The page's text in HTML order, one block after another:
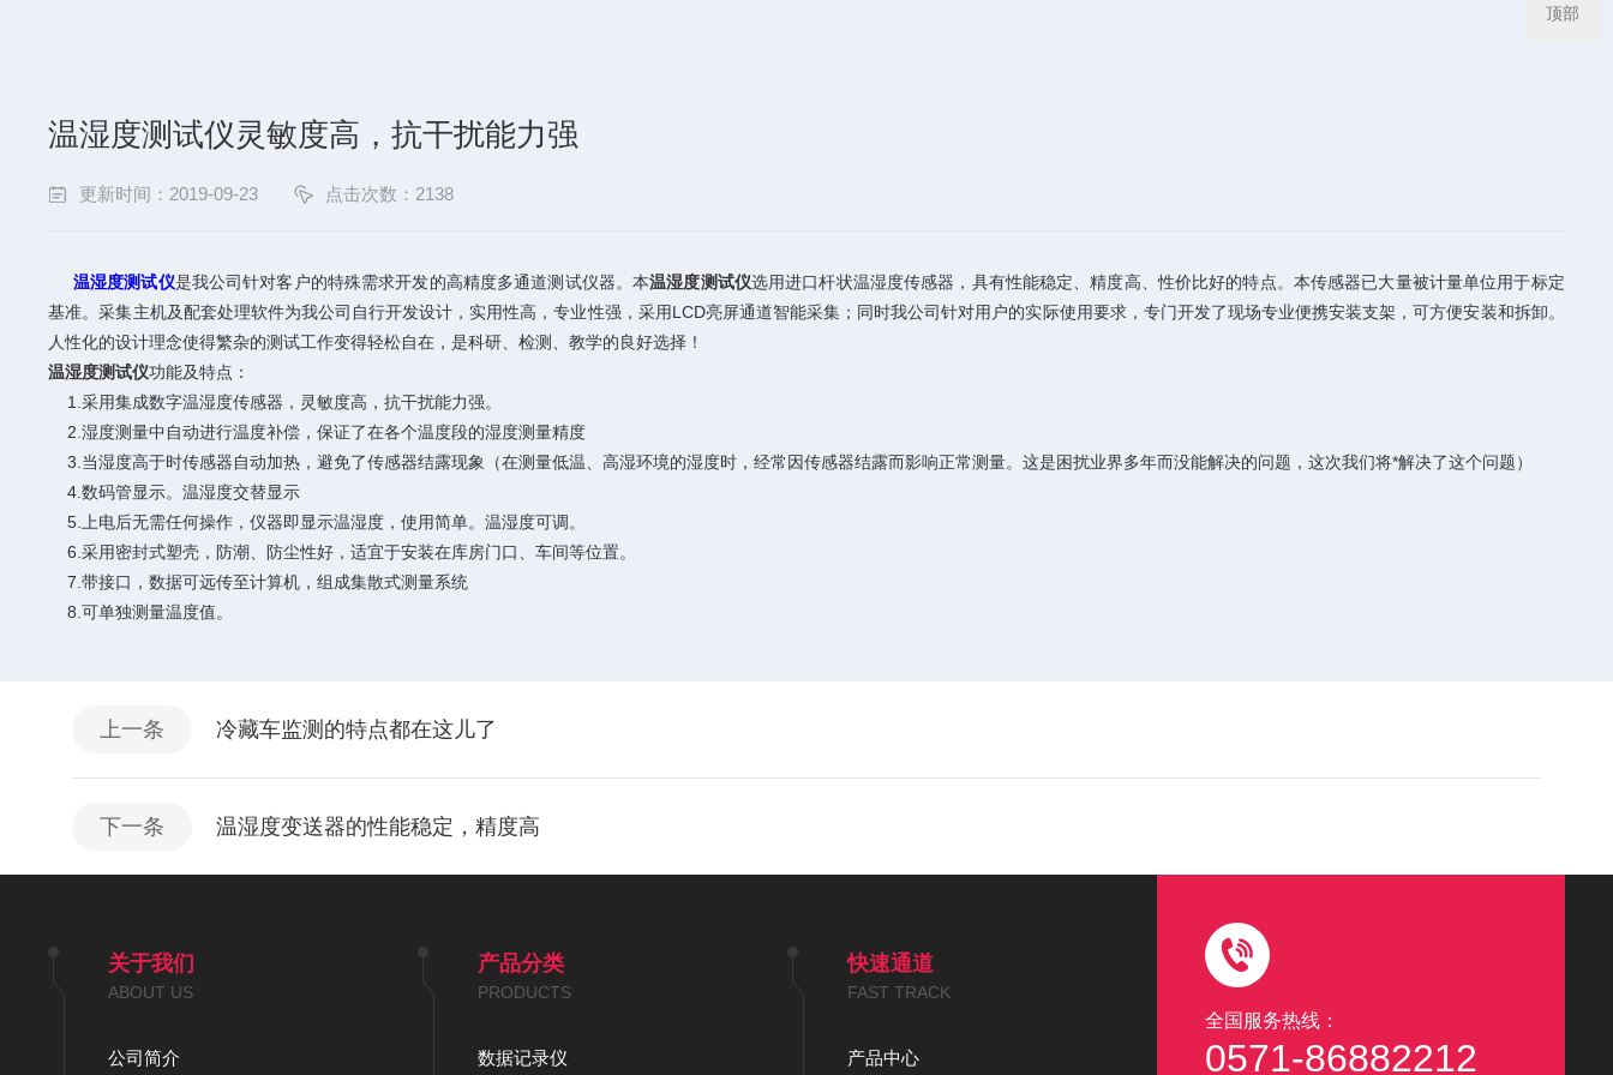
温湿度测试仪灵敏度高，抗干扰能力强
更新时间：2019-09-23 点击次数：2138
温湿度测试仪是我公司针对客户的特殊需求开发的高精度多通道测试仪器。本温湿度测试仪选用进口杆状温湿度传感器，具有性能稳定、精度高、性价比好的特点。本传感器已大量被计量单位用于标定
基准。采集主机及配套处理软件为我公司自行开发设计，实用性高，专业性强，采用LCD亮屏通道智能采集；同时我公司针对用户的实际使用要求，专门开发了现场专业便携安装支架，可方便安装和拆卸。
人性化的设计理念使得繁杂的测试工作变得轻松自在，是科研、检测、教学的良好选择！
温湿度测试仪功能及特点：
1.采用集成数字温湿度传感器，灵敏度高，抗干扰能力强。
2.湿度测量中自动进行温度补偿，保证了在各个温度段的湿度测量精度
3.当湿度高于时传感器自动加热，避免了传感器结露现象（在测量低温、高湿环境的湿度时，经常因传感器结露而影响正常测量。这是困扰业界多年而没能解决的问题，这次我们将*解决了这个问题）
4.数码管显示。温湿度交替显示
5.上电后无需任何操作，仪器即显示温湿度，使用简单。温湿度可调。
6.采用密封式塑壳，防潮、防尘性好，适宜于安装在库房门口、车间等位置。
7.带接口，数据可远传至计算机，组成集散式测量系统
8.可单独测量温度值。
上一条 冷藏车监测的特点都在这儿了
下一条 温湿度变送器的性能稳定，精度高
全国服务热线：
0571-86882212
关于我们
ABOUT US
公司简介
产品分类
PRODUCTS
数据记录仪
快速通道
FAST TRACK
产品中心
顶部